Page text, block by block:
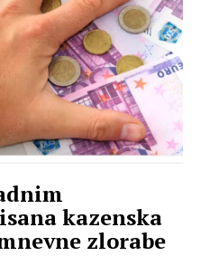
kazenska
zlorabe